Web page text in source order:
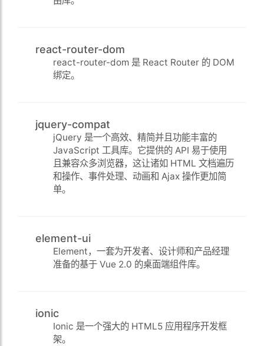
react-router-dom
react-router-dom 是 React Router 的 DOM
绑定。
jquery-compat
jQuery 是一个高效、精简并且功能丰富的
JavaScript 工具库。它提供的 API 易于使用
且兼容众多浏览器，这让诸如 HTML 文档遍历
和操作、事件处理、动画和 Ajax 操作更加简
单。
element-ui
Element，一套为开发者、设计师和产品经理
准备的基于 Vue 2.0 的桌面端组件库。
ionic
Ionic 是一个强大的 HTML5 应用程序开发框
架。